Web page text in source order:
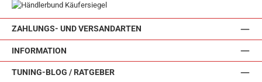
ZAHLUNGS- UND VERSANDARTEN
INFORMATION
TUNING-BLOG / RATGEBER